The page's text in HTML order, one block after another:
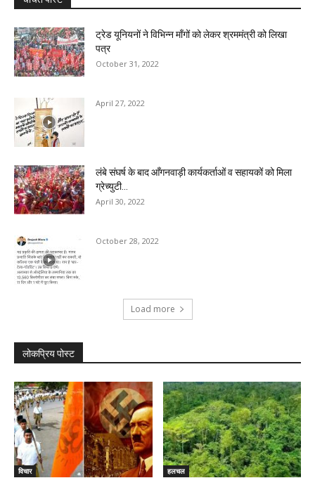
ट्रेड यूनियनों ने विभिन्न माँगों को लेकर श्रममंत्री को लिखा
पत्र
October 31, 2022
April 27, 2022
लंबे संघर्ष के बाद आँगनवाड़ी कार्यकर्ताओं व सहायकों को मिला
ग्रेच्युटी...
April 30, 2022
October 28, 2022
Load more
लोकप्रिय पोस्ट
विचार हलचल